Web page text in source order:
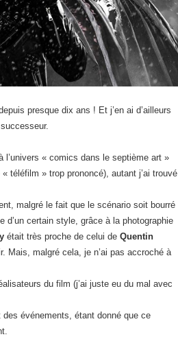
presque dix ans ! Et j’en ai d’ailleurs
l’univers « comics dans le septième art »
téléfilm » trop prononcé), autant j’ai trouvé
malgré le fait que le scénario soit bourré
d’un certain style, grâce à la photographie
était très proche de celui de Quentin
Mais, malgré cela, je n’ai pas accroché à
du film (j’ai juste eu du mal avec
événements, étant donné que ce